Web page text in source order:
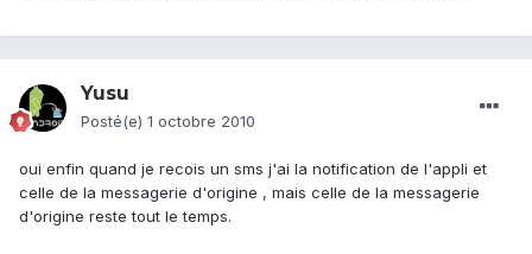
Yusu
Posté(e) 1 octobre 2010
oui enfin quand je recois un sms j'ai la notification de l'appli et
celle de la messagerie d'origine , mais celle de la messagerie
d'origine reste tout le temps.